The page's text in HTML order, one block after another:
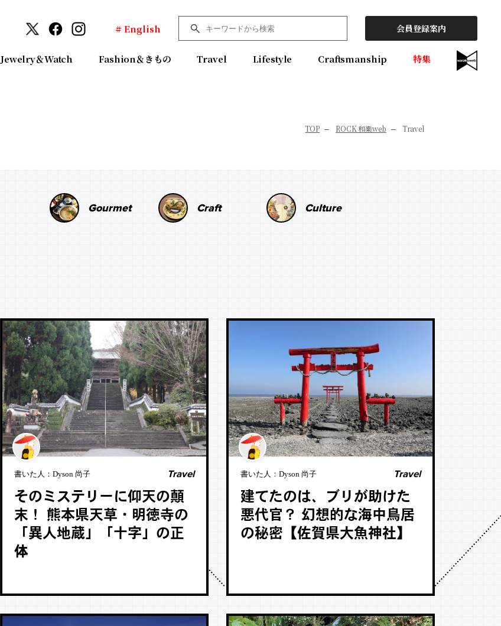
# English 会員登録案内
Jewelry＆Watch Fashion＆きもの Travel Lifestyle Craftsmanship 特集
TOP ROCK 和樂web Travel
Gourmet Craft Culture
書いた人： Dyson 尚子 Travel
そのミステリーに仰天の顛
末！ 熊本県天草・明徳寺の
「異人地蔵」「十字」の正
体
書いた人： Dyson 尚子 Travel
建てたのは、ブリが助けた
悪代官？ 幻想的な海中鳥居
の秘密【佐賀県大魚神社】